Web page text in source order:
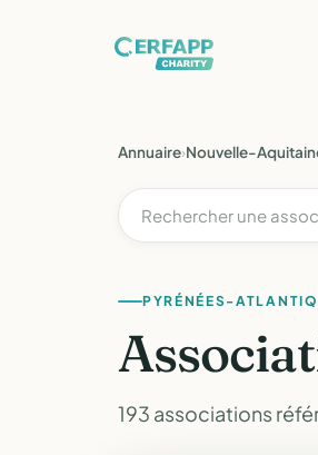
Annuaire›Nouvelle-
PYRÉNÉES-
193 associations